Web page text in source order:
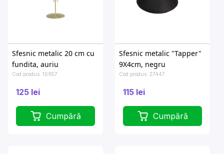
Sfesnic metalic 20 cm cu
fundita, auriu
Cod produs: 10957
125 lei
Cumpără
Sfesnic metalic "Tapper"
9X4cm, negru
Cod produs: 27447
115 lei
Cumpără